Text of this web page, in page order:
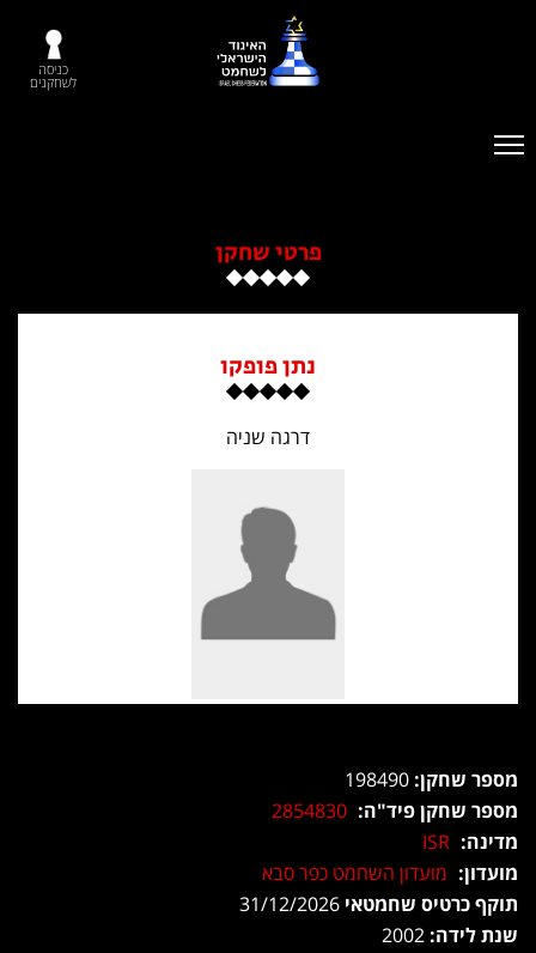
כניסה
לשחקנים
פרטי שחקן
נתן פופקו
דרגה שניה
מספר שחקן:
מספר שחקן פיד"ה: 2854830
מדינה: ISR
מועדון: מועדון השחמט כפר סבא
תוקף כרטיס שחמטאי
שנת לידה: